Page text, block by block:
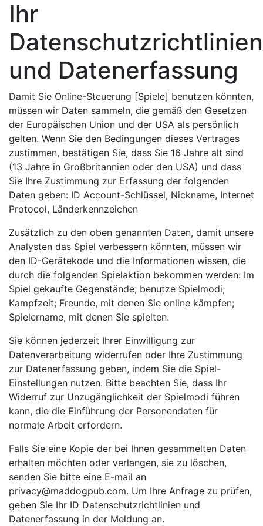
Ihr
Datenschutzrichtlinien
und Datenerfassung
Damit Sie Online-Steuerung [Spiele] benutzen könnten,
müssen wir Daten sammeln, die gemäß den Gesetzen
der Europäischen Union und der USA als persönlich
gelten. Wenn Sie den Bedingungen dieses Vertrages
zustimmen, bestätigen Sie, dass Sie 16 Jahre alt sind
(13 Jahre in Großbritannien oder den USA) und dass
Sie Ihre Zustimmung zur Erfassung der folgenden
Daten geben: ID Account-Schlüssel, Nickname, Internet
Protocol, Länderkennzeichen
Zusätzlich zu den oben genannten Daten, damit unsere
Analysten das Spiel verbessern könnten, müssen wir
den ID-Gerätekode und die Informationen wissen, die
durch die folgenden Spielaktion bekommen werden: Im
Spiel gekaufte Gegenstände; benutze Spielmodi;
Kampfzeit; Freunde, mit denen Sie online kämpfen;
Spielername, mit denen Sie spielten.
Sie können jederzeit Ihrer Einwilligung zur
Datenverarbeitung widerrufen oder Ihre Zustimmung
zur Datenerfassung geben, indem Sie die Spiel-
Einstellungen nutzen. Bitte beachten Sie, dass Ihr
Widerruf zur Unzugänglichkeit der Spielmodi führen
kann, die die Einführung der Personendaten für
normale Arbeit erfordern.
Falls Sie eine Kopie der bei Ihnen gesammelten Daten
erhalten möchten oder verlangen, sie zu löschen,
senden Sie bitte eine E-mail an
privacy@maddogpub.com. Um Ihre Anfrage zu prüfen,
geben Sie Ihr ID Datenschutzrichtlinien und
Datenerfassung in der Meldung an.